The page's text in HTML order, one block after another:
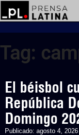
Tag:
El béisbol
República
Domingo
Publicado: agosto 4,